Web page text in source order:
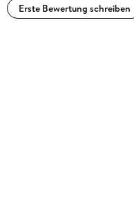
Erste Bewertung schreiben